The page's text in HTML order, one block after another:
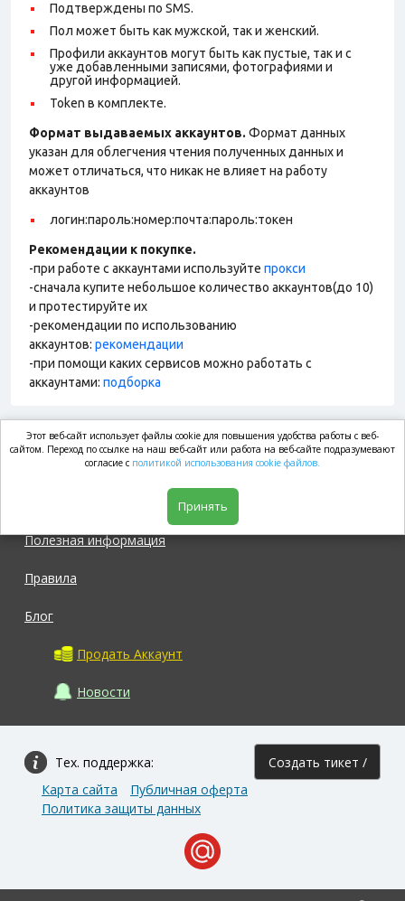
Подтверждены по SMS.
Пол может быть как мужской, так и женский.
Профили аккаунтов могут быть как пустые, так и с
уже добавленными записями, фотографиями и
другой информацией.
Token в комплекте.
Формат выдаваемых аккаунтов. Формат данных
указан для облегчения чтения полученных данных и
может отличаться, что никак не влияет на работу
аккаунтов
логин:пароль:номер:почта:пароль:токен
Рекомендации к покупке.
-при работе с аккаунтами используйте прокси
-сначала купите небольшое количество аккаунтов(до 10)
и протестируйте их
-рекомендации по использованию
аккаунтов: рекомендации
-при помощи каких сервисов можно работать с
аккаунтами: подборка
market.com
Полезная информация
Правила
Блог
Продать Аккаунт
Новости
Тех. поддержка: Создать тикет /
Карта сайта
Публичная оферта
Политика защиты данных
Этот веб-сайт использует файлы cookie для повышения удобства работы с веб-
сайтом. Переход по ссылке на наш веб-сайт или работа на веб-сайте подразумевают
согласие с политикой использования cookie файлов.
Принять